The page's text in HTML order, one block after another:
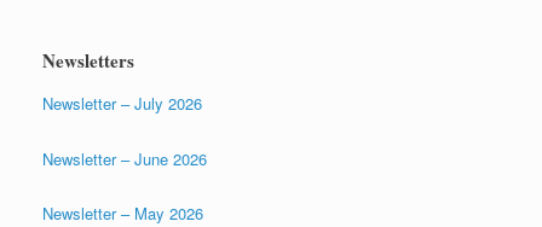
Newsletters
Newsletter – July 2026
Newsletter – June 2026
Newsletter – May 2026